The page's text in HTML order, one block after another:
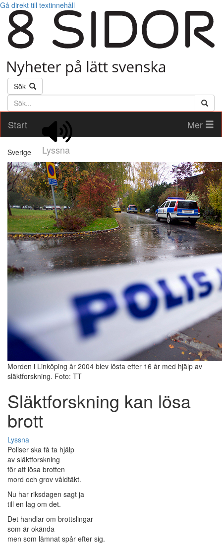
Gå direkt till textinnehåll
Sök
Söktext
Start
Lyssna
Mer
Sverige
Morden i Linköping år 2004 blev lösta efter 16 år med hjälp av
släktforskning. Foto: TT
Släktforskning kan lösa
brott
Lyssna
Poliser ska få ta hjälp
av släktforskning
för att lösa brotten
mord och grov våldtäkt.
Nu har riksdagen sagt ja
till en lag om det.
Det handlar om brottslingar
som är okända
men som lämnat spår efter sig.